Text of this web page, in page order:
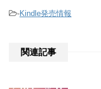
-Kindle発売情報
関連記事